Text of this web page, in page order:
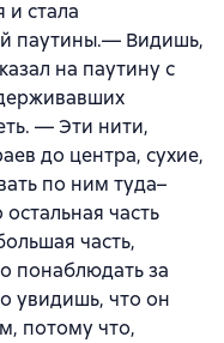
и стала
паутины.— Видишь,
на паутину с
— Эти нити,
до центра, сухие,
по ним туда–
часть
часть,
понаблюдать за
увидишь, что он
потому что,